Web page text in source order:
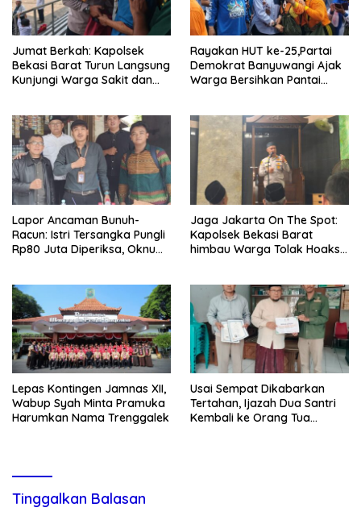
Jumat Berkah: Kapolsek
Bekasi Barat Turun Langsung
Kunjungi Warga Sakit dan
Rayakan HUT ke-25,Partai
Demokrat Banyuwangi Ajak
Warga Bersihkan Pantai
Lapor Ancaman Bunuh-
Racun: Istri Tersangka Pungli
Rp80 Juta Diperiksa, Oknum
Jaga Jakarta On The Spot:
Kapolsek Bekasi Barat
himbau Warga Tolak Hoaks
Lepas Kontingen Jamnas XII,
Wabup Syah Minta Pramuka
Harumkan Nama Trenggalek
Usai Sempat Dikabarkan
Tertahan, Ijazah Dua Santri
Kembali ke Orang Tua
Tinggalkan Balasan